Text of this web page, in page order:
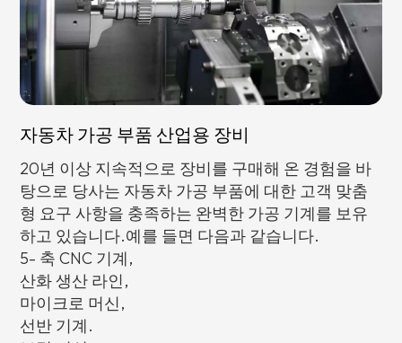
자동차 가공 부품 산업용 장비
20년 이상 지속적으로 장비를 구매해 온 경험을 바
탕으로 당사는 자동차 가공 부품에 대한 고객 맞춤
형 요구 사항을 충족하는 완벽한 가공 기계를 보유
하고 있습니다.예를 들면 다음과 같습니다.
5- 축 CNC 기계,
산화 생산 라인,
마이크로 머신,
선반 기계.